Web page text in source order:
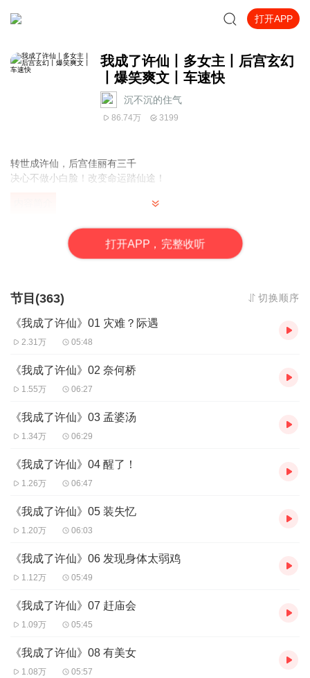
打开APP
我成了许仙丨多女主丨后宫玄幻
丨爆笑爽文丨车速快
沉不沉的住气
86.74万 3199
转世成许仙，后宫佳丽有三千
决心不做小白脸！改变命运踏仙途！
为报师仇灵隐寺中学道，金山寺中斗法，闹得天上地下处处皆敌。
天庭敕令，斩杀妖道许仙，封一品神位。
地府昭告，斩杀妖道许仙，长阳寿千年。
看点三：争斗不断，杀昊天王子于钱塘，斩法海于金山寺；
打开APP，完整收听
节目(363) 切换顺序
《我成了许仙》01 灾难？际遇
2.31万 05:48
《我成了许仙》02 奈何桥
1.55万 06:27
《我成了许仙》03 孟婆汤
1.34万 06:29
《我成了许仙》04 醒了！
1.26万 06:47
《我成了许仙》05 装失忆
1.20万 06:03
《我成了许仙》06 发现身体太弱鸡
1.12万 05:49
《我成了许仙》07 赶庙会
1.09万 05:45
《我成了许仙》08 有美女
1.08万 05:57